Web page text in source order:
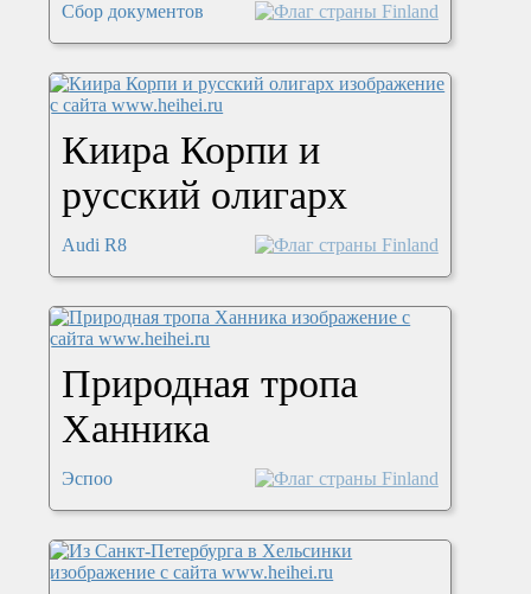
Сбор документов
Киира Корпи и
русский олигарх
Audi R8
Природная тропа
Ханника
Эспоо